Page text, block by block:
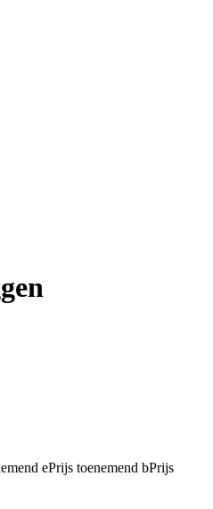
ePrijs toenemend bPrijs